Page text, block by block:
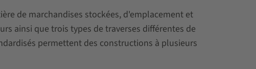
de marchandises stockées, d'emplacement et
ainsi que trois types de traverses différentes de
permettent des constructions à plusieurs